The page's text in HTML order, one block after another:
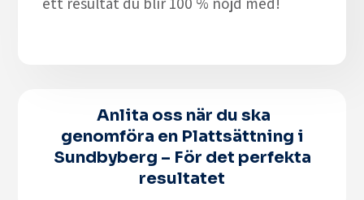
Anlita oss när du ska
genomföra en Plattsättning i
Sundbyberg – För det perfekta
resultatet